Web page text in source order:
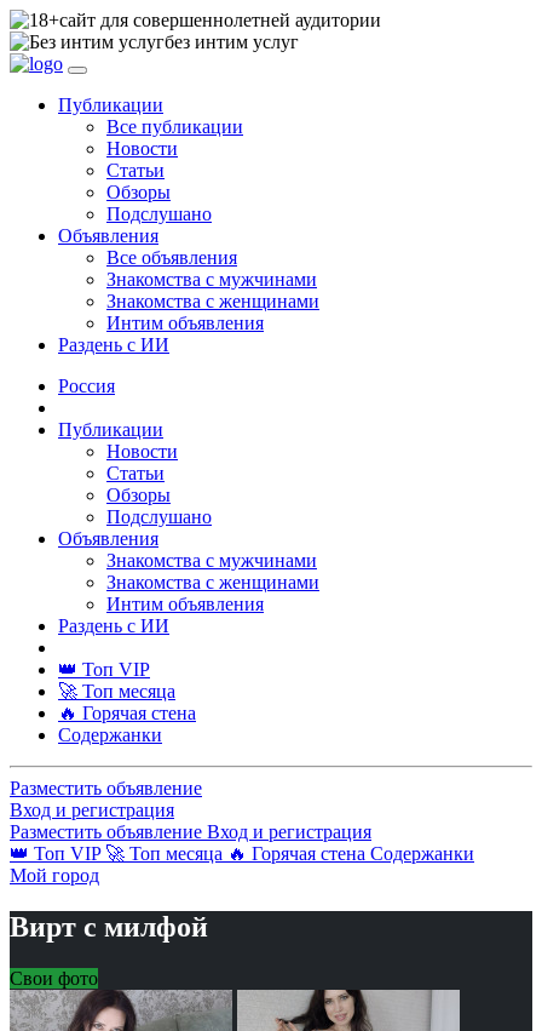
сайт для совершеннолетней аудитории
без интим услуг
Публикации
Все публикации
Новости
Статьи
Обзоры
Подслушано
Объявления
Все объявления
Знакомства с мужчинами
Знакомства с женщинами
Интим объявления
Раздень с ИИ
Россия
Публикации
Новости
Статьи
Обзоры
Подслушано
Объявления
Знакомства с мужчинами
Знакомства с женщинами
Интим объявления
Раздень с ИИ
👑 Топ VIP
🚀 Топ месяца
🔥 Горячая стена
Содержанки
Разместить объявление
Вход и регистрация
Разместить объявление Вход и регистрация
👑 Топ VIP 🚀 Топ месяца 🔥 Горячая стена Содержанки
Мой город
Вирт с милфой
Свои фото